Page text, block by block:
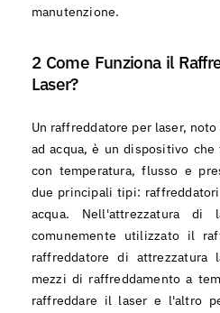
manutenzione.
2 Come Funziona il
Laser?
Un raffreddatore per laser,
ad acqua, è un dispositivo
con temperatura, flusso e
due principali tipi:
acqua. Nell'attrezzatura di
comunemente utilizzato il
raffreddatore di attrezzatura
mezzi di raffreddamento a
raffreddare il laser e l'altro